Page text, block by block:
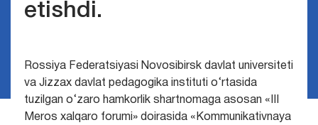
etishdi.
Rossiya Federatsiyasi Novosibirsk davlat universiteti
va Jizzax davlat pedagogika instituti o‘rtasida
tuzilgan o‘zaro hamkorlik shartnomaga asosan «III
Meros xalqaro forumi» doirasida «Kommunikativnaya